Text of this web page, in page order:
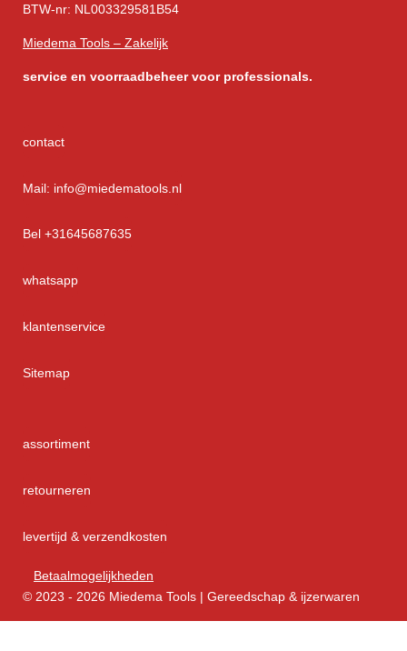
BTW-nr: NL003329581B54
Miedema Tools – Zakelijk
service en voorraadbeheer voor professionals.
contact
Mail: info@miedematools.nl
Bel +31645687635
whatsapp
klantenservice
Sitemap
assortiment
retourneren
levertijd & verzendkosten
Betaalmogelijkheden
© 2023 - 2026 Miedema Tools | Gereedschap & ijzerwaren